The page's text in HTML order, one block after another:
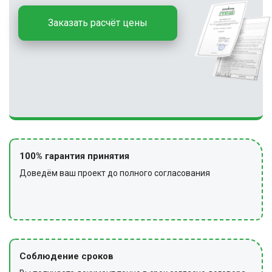
Заказать расчёт цены
100% гарантия принятия
Доведём ваш проект до полного согласования
Соблюдение сроков